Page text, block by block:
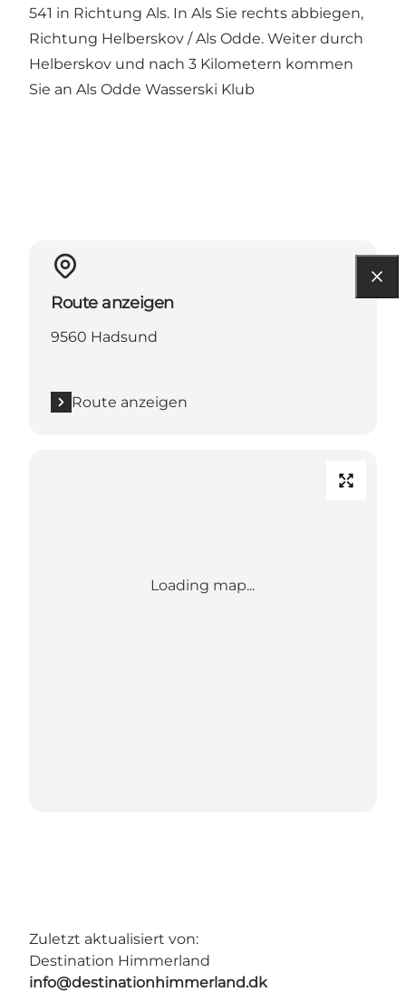
541 in Richtung Als. In Als Sie rechts abbiegen,
Richtung Helberskov / Als Odde. Weiter durch
Helberskov und nach 3 Kilometern kommen
Sie an Als Odde Wasserski Klub
Route anzeigen
9560 Hadsund
Route anzeigen
Loading map...
Zuletzt aktualisiert von:
Destination Himmerland
info@destinationhimmerland.dk